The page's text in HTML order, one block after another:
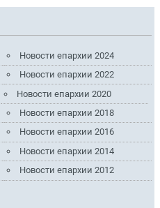
Новости епархии 2024
Новости епархии 2022
Новости епархии 2020
Новости епархии 2018
Новости епархии 2016
Новости епархии 2014
Новости епархии 2012